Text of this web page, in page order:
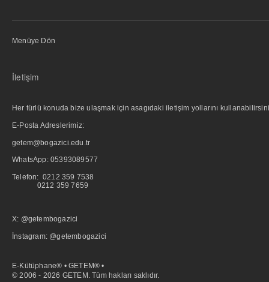
Menüye Dön
İletişim
Her türlü konuda bize ulaşmak için asagıdaki iletişim yollarını
E-Posta Adreslerimiz:
getem@bogazici.edu.tr
WhatsApp: 05393089577
Telefon: 0212 359 7538
0212 359 7659
X: @getembogazici
İnstagram: @getembogazici
E-Kütüphane® • GETEM® •
© 2006 - 2026 GETEM. Tüm hakları saklıdır.